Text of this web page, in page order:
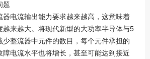
题
电流输出能力要求越来越高，这意味着
来越大。将现代新型的大功率半导体与5
整流器中元件的数目，每个元件承担的
障电流水平也将增长，甚至可能达到接近